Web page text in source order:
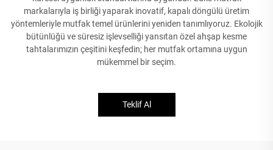
markalarıyla iş birliği yaparak inovatif, kapalı döngülü üretim
yöntemleriyle mutfak temel ürünlerini yeniden tanımlıyoruz. Ekolojik
bütünlüğü ve süresiz işlevselliği yansıtan özel ahşap kesme
tahtalarımızın çeşitini keşfedin; her mutfak ortamına uygun
mükemmel bir seçim.
Teklif Al